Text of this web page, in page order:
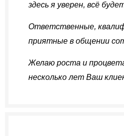
здесь я уверен, всё
Ответственные,
приятные в общении
Желаю роста и
несколько лет Ваш